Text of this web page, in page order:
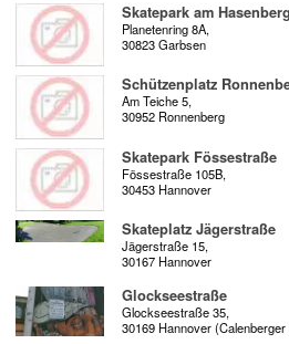
Skatepark am
Planetenring 8A,
30823 Garbsen
Schützenplatz
Am Teiche 5,
30952 Ronnenberg
Skatepark Fössestraße
Fössestraße 105B,
30453 Hannover
Skateplatz Jägerstraße
Jägerstraße 15,
30167 Hannover
Glockseestraße
Glockseestraße 35,
30169 Hannover